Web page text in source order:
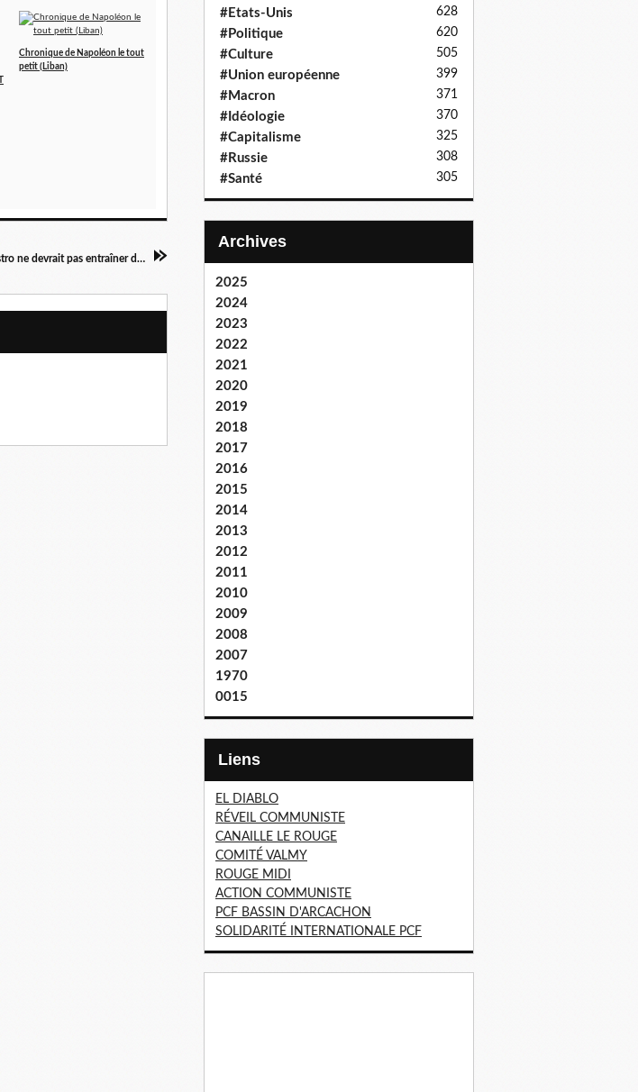
Chronique de Napoléon le tout
petit (Liban)
Le décès de Fidel Castro ne devrait pas entraîner de grands changements dans la politique cubaine
#Etats-Unis 628
#Politique 620
#Culture 505
#Union européenne 399
#Macron 371
#Idéologie 370
#Capitalisme 325
#Russie 308
#Santé 305
Archives
2025
2024
2023
2022
2021
2020
2019
2018
2017
2016
2015
2014
2013
2012
2011
2010
2009
2008
2007
1970
0015
Liens
EL DIABLO
RÉVEIL COMMUNISTE
CANAILLE LE ROUGE
COMITÉ VALMY
ROUGE MIDI
ACTION COMMUNISTE
PCF BASSIN D'ARCACHON
SOLIDARITÉ INTERNATIONALE PCF